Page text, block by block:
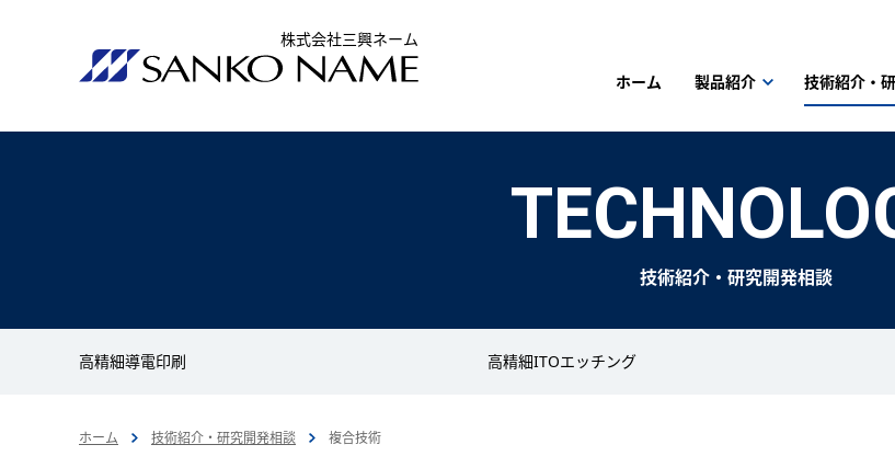
株式会社三興ネーム
ホーム 製品紹介 技術紹介・
技術紹介・研究開発相談
高精細導電印刷 高精細ITOエッチング
ホーム 技術紹介・研究開発相談 複合技術